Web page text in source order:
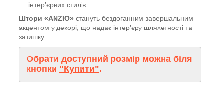
інтер’єрних стилів.
Штори «ANZIO» стануть бездоганним завершальним
акцентом у декорі, що надає інтер’єру шляхетності та
затишку.
Обрати доступний розмір можна біля
кнопки "Купити".